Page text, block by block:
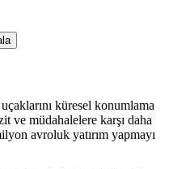
küresel konumlama
ve müdahalelere karşı daha
avroluk yatırım yapmayı